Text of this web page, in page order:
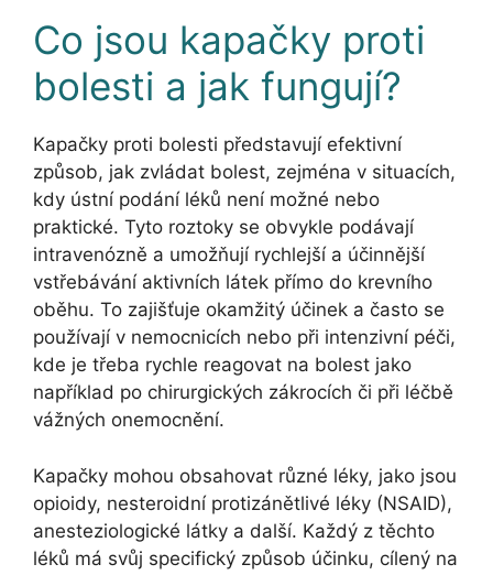
Co jsou kapačky proti
bolesti a jak fungují?
Kapačky proti bolesti představují efektivní
způsob, jak zvládat bolest, zejména v situacích,
kdy ústní podání léků není možné nebo
praktické. Tyto roztoky se obvykle podávají
intravenózně a umožňují rychlejší a účinnější
vstřebávání aktivních látek přímo do krevního
oběhu. To zajišťuje okamžitý účinek a často se
používají v nemocnicích nebo při intenzivní péči,
kde je třeba rychle reagovat na bolest jako
například po chirurgických zákrocích či při léčbě
vážných onemocnění.
Kapačky mohou obsahovat různé léky, jako jsou
opioidy, nesteroidní protizánětlivé léky (NSAID),
anesteziologické látky a další. Každý z těchto
léků má svůj specifický způsob účinku, cílený na